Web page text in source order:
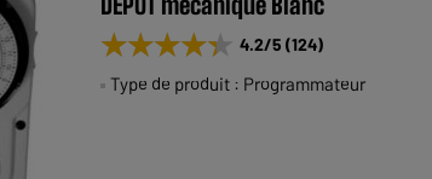
★★★★★
★★★★★ 4.2/5 (124)
Type de produit : Programmateur